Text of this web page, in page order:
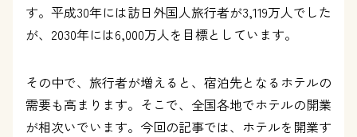
す。平成30年には訪日外国人旅行者が3,119万人でした
が、2030年には6,000万人を目標としています。
その中で、旅行者が増えると、宿泊先となるホテルの
需要も高まります。そこで、全国各地でホテルの開業
が相次いでいます。今回の記事では、ホテルを開業す